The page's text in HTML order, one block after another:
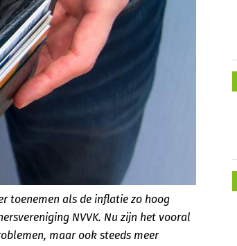
toenemen als de inflatie zo hoog
NVVK. Nu zijn het vooral
maar ook steeds meer